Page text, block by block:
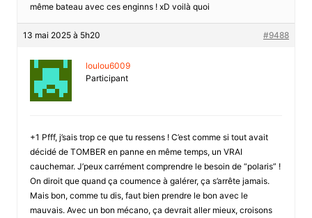
même bateau avec ces enginns ! xD voilà quoi
13 mai 2025 à 5h20 #9488
loulou6009
Participant
+1 Pfff, j’sais trop ce que tu ressens ! C’est comme si tout avait
décidé de TOMBER en panne en même temps, un VRAI
cauchemar. J’peux carrément comprendre le besoin de “polaris” !
On diroit que quand ça coumence à galérer, ça s’arrête jamais.
Mais bon, comme tu dis, faut bien prendre le bon avec le
mauvais. Avec un bon mécano, ça devrait aller mieux, croisons